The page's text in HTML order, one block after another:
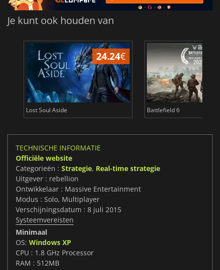
Je kunt ook houden van
24.24€
Lost Soul Aside Battlefield 6
TECHNISCHE INFORMATIE
Officiële website
Categorieën : Strategie, Real-time strategie
Uitgever : rebellion
Ontwikkelaar : Massive Entertainment
Modus : Solo, Multiplayer
Verschijningsdatum : 8 juli 2015
Systeemvereisten
Minimaal
OS: Windows XP
CPU : 1.8 GHz Processor
RAM : 512MB